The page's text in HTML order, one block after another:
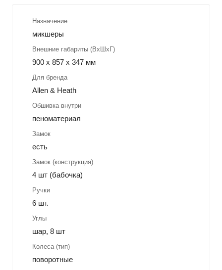
Назначение
микшеры
Внешние габариты (ВхШхГ)
900 x 857 x 347 мм
Для бренда
Allen & Heath
Обшивка внутри
пеноматериал
Замок
есть
Замок (конструкция)
4 шт (бабочка)
Ручки
6 шт.
Углы
шар, 8 шт
Колеса (тип)
поворотные